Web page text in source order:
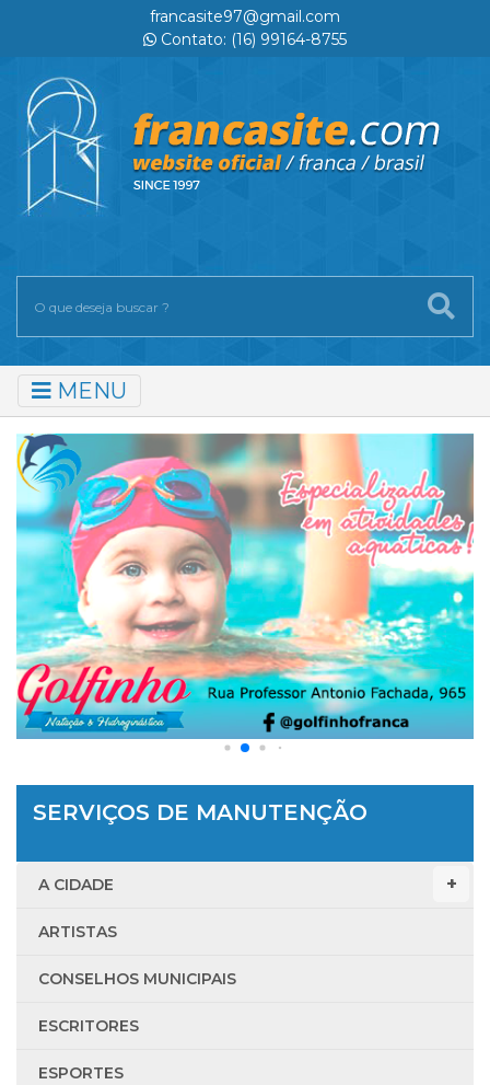
francasite97@gmail.com
Contato: (16) 99164-8755
MENU
SERVIÇOS DE MANUTENÇÃO
A CIDADE
ARTISTAS
CONSELHOS MUNICIPAIS
ESCRITORES
ESPORTES